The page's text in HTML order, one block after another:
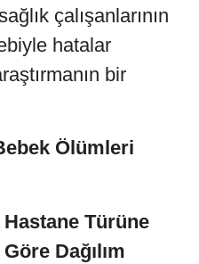
çalışanlarının
hatalar
bir
Ölümleri
Hastane Türüne
Göre Dağılım